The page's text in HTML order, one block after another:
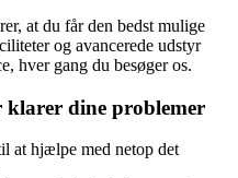
at du får den bedst mulige
og avancerede udstyr
hver gang du besøger os.
dine problemer
at hjælpe med netop det